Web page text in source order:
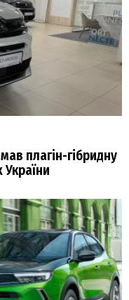
плагін-гібридну